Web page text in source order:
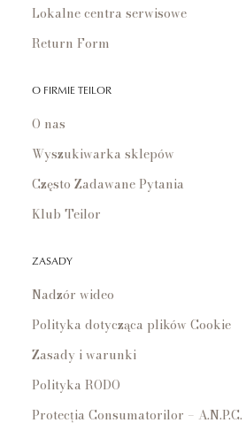
Lokalne centra serwisowe
Return Form
O FIRMIE TEILOR
O nas
Wyszukiwarka sklepów
Często Zadawane Pytania
Klub Teilor
ZASADY
Nadzór wideo
Polityka dotycząca plików Cookie
Zasady i warunki
Polityka RODO
Protecția Consumatorilor – A.N.P.C.